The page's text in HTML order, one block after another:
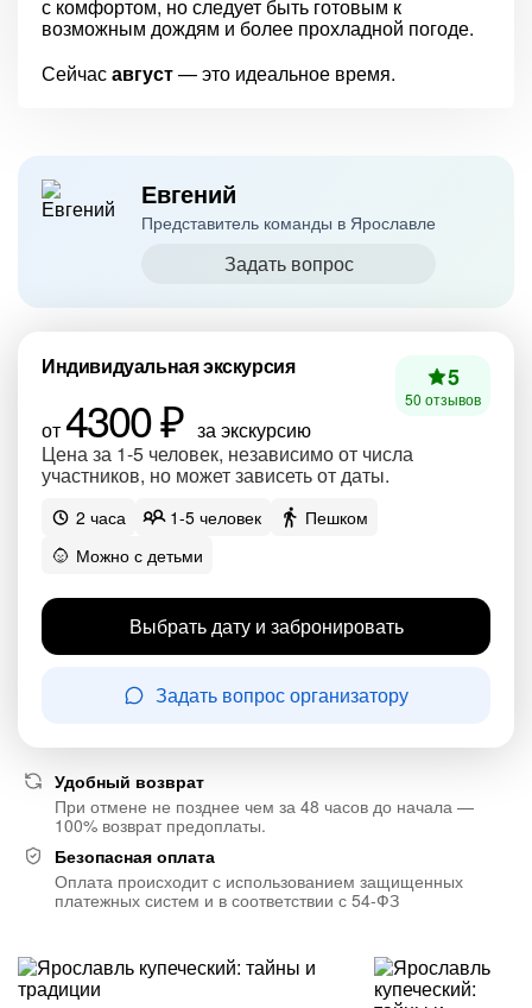
с комфортом, но следует быть готовым к
возможным дождям и более прохладной погоде.
Сейчасавгуст— это идеальное время.
Евгений
Представитель команды в Ярославле
Задать вопрос
Индивидуальная экскурсия
от 4300 ₽ за экскурсию
Цена за 1-5 человек, независимо от числа
участников, но может зависеть от даты.
5
50 отзывов
2 часа 1-5 человек
Пешком
Можно с детьми
Выбрать дату и забронировать
Задать вопрос организатору
Удобный возврат
При отмене не позднее чем за 48 часов до начала —
100% возврат предоплаты.
Безопасная оплата
Оплата происходит с использованием защищенных
платежных систем и в соответствии с 54-ФЗ